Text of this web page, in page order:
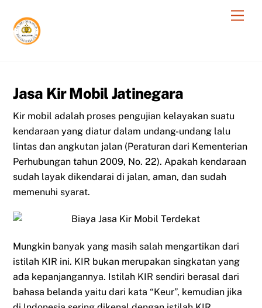
content
Jasa Kir Mobil Jatinegara
Kir mobil adalah proses pengujian kelayakan suatu
kendaraan yang diatur dalam undang-undang lalu
lintas dan angkutan jalan (Peraturan dari Kementerian
Perhubungan tahun 2009, No. 22). Apakah kendaraan
sudah layak dikendarai di jalan, aman, dan sudah
memenuhi syarat.
Mungkin banyak yang masih salah mengartikan dari
istilah KIR ini. KIR bukan merupakan singkatan yang
ada kepanjangannya. Istilah KIR sendiri berasal dari
bahasa belanda yaitu dari kata “Keur”, kemudian jika